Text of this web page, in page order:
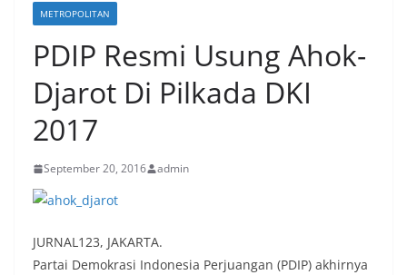
METROPOLITAN
PDIP Resmi Usung Ahok-
Djarot Di Pilkada DKI
2017
September 20, 2016 admin
JURNAL123, JAKARTA.
Partai Demokrasi Indonesia Perjuangan (PDIP) akhirnya